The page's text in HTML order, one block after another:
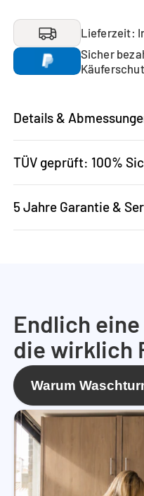
Lieferzeit:
Sicher
Details &
TÜV geprüft: 100%
5 Jahre Garantie &
Endlich
die wirklich
Warum